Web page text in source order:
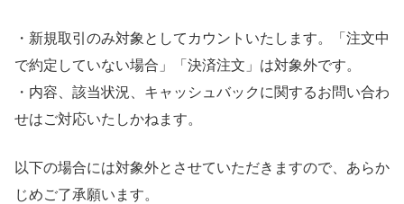
・新規取引のみ対象としてカウントいたします。「注文中
で約定していない場合」「決済注文」は対象外です。
・内容、該当状況、キャッシュバックに関するお問い合わ
せはご対応いたしかねます。
以下の場合には対象外とさせていただきますので、あらか
じめご了承願います。